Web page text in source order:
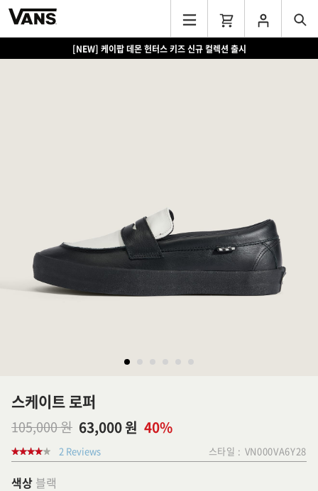
[NEW] 케이팝 데몬 헌터스 키즈 신규 컬렉션 출시
스케이트 로퍼
105,000 원 63,000 원 40%
2 Reviews 스타일 : VN000VA6Y28
색상 블랙